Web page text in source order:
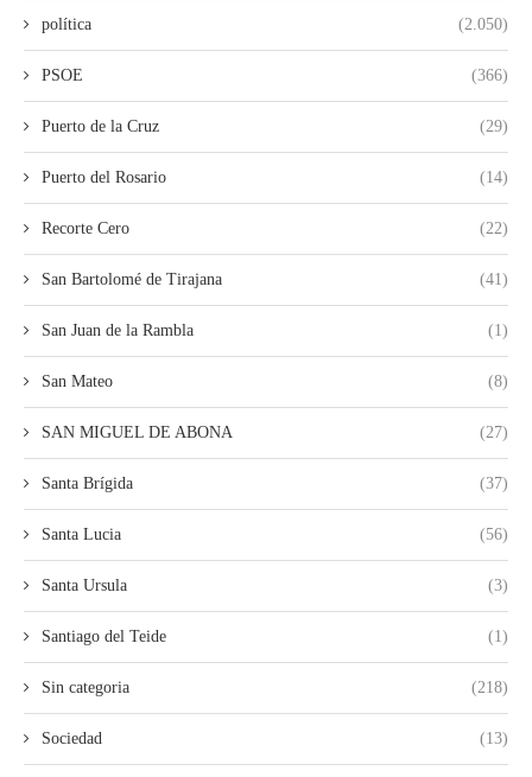
política (2.050)
PSOE (366)
Puerto de la Cruz (29)
Puerto del Rosario (14)
Recorte Cero (22)
San Bartolomé de Tirajana (41)
San Juan de la Rambla (1)
San Mateo (8)
SAN MIGUEL DE ABONA (27)
Santa Brígida (37)
Santa Lucia (56)
Santa Ursula (3)
Santiago del Teide (1)
Sin categoria (218)
Sociedad (13)